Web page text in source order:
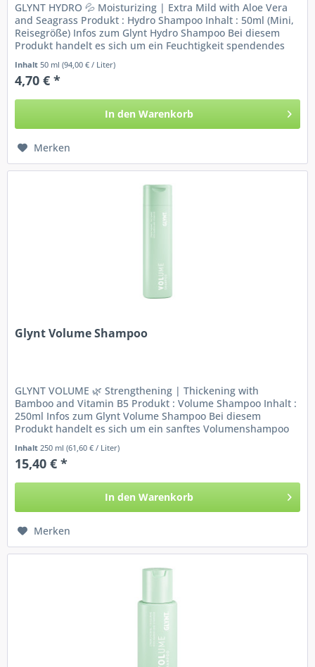
GLYNT HYDRO 💦 Moisturizing | Extra Mild with Aloe Vera
and Seagrass Produkt : Hydro Shampoo Inhalt : 50ml (Mini,
Reisegröße) Infos zum Glynt Hydro Shampoo Bei diesem
Produkt handelt es sich um ein Feuchtigkeit spendendes
Inhalt50 ml(94,00 € / Liter)
4,70 € *
In den Warenkorb
Merken
Glynt Volume Shampoo
GLYNT VOLUME 🌿 Strengthening | Thickening with
Bamboo and Vitamin B5 Produkt : Volume Shampoo Inhalt :
250ml Infos zum Glynt Volume Shampoo Bei diesem
Produkt handelt es sich um ein sanftes Volumenshampoo
für feines devitales bzw....
Inhalt250 ml(61,60 € / Liter)
15,40 € *
In den Warenkorb
Merken